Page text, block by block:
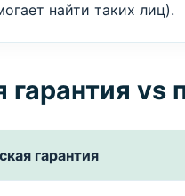
найти таких лиц).
vs
гарантия